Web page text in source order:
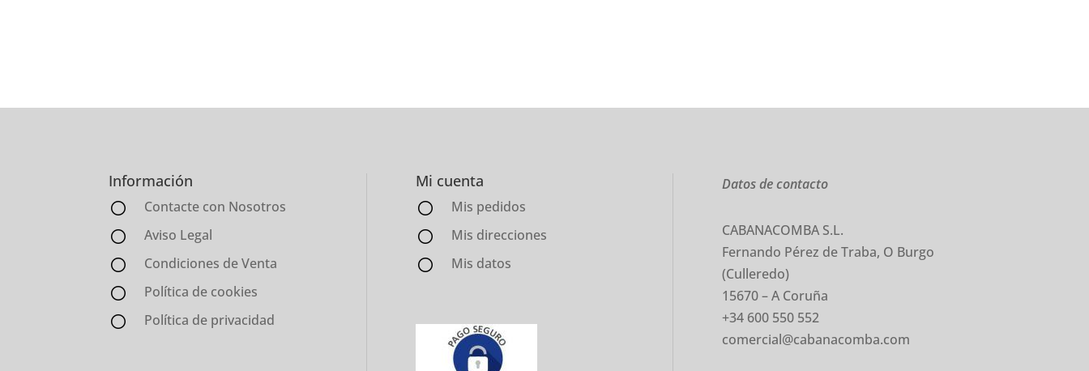
Información
Contacte con Nosotros
Aviso Legal
Condiciones de Venta
Política de cookies
Política de privacidad
Mi cuenta
Mis pedidos
Mis direcciones
Mis datos
Datos de contacto
CABANACOMBA S.L.
Fernando Pérez de Traba, O Burgo
(Culleredo)
15670 – A Coruña
+34 600 550 552
comercial@cabanacomba.com